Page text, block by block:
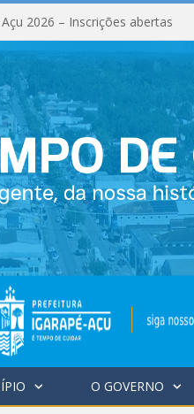
2026 – Inscrições abertas
O GOVERNO